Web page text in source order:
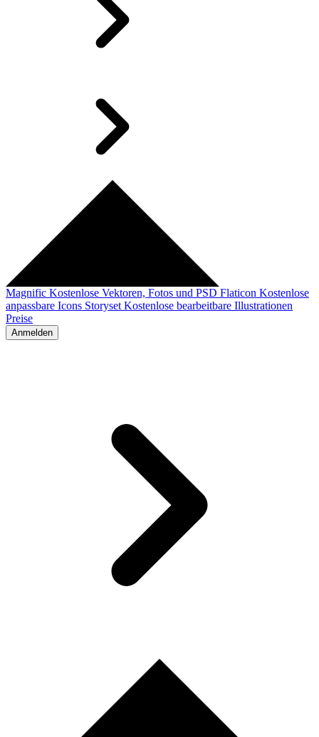
Magnific Kostenlose Vektoren, Fotos und PSD Flaticon Kostenlose
anpassbare Icons Storyset Kostenlose bearbeitbare Illustrationen
Preise
Anmelden